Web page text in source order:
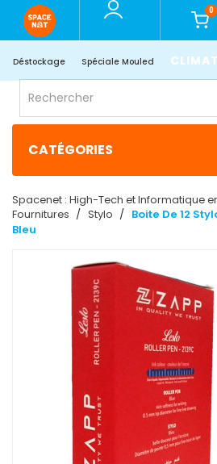
0
Déstockage Spéciale Mouled
CATÉGORIES
Spacenet : High-Tech et Informatique
Fournitures
Stylo
Boite De 12
Bleu